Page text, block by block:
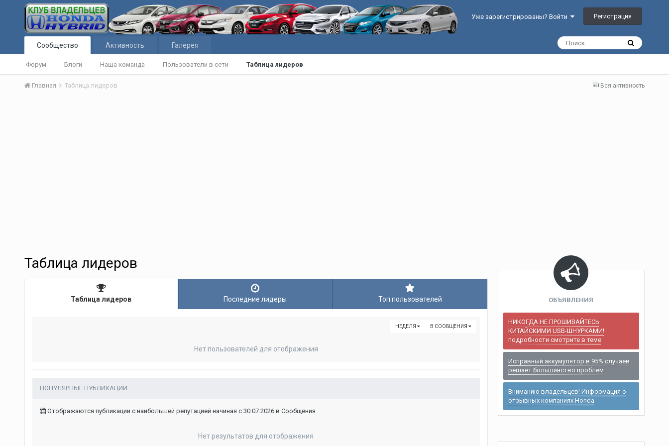
Уже зарегистрированы? Войти Регистрация
Сообщество
Форум Блоги Наша команда Пользователи в сети Таблица лидеров
Активность Галерея
Вся активность
Главная Таблица лидеров
Таблица лидеров
Таблица лидеров Последние лидеры Топ пользователей
В СООБЩЕНИЯ
НЕДЕЛЯ
Нет пользователей для отображения
ПОПУЛЯРНЫЕ ПУБЛИКАЦИИ
Отображаются публикации с наибольшей репутацией начиная с 30.07.2026 в Сообщения
Нет результатов для отображения
ОБЪЯВЛЕНИЯ
НИКОГДА НЕ ПРОШИВАЙТЕСЬ
КИТАЙСКИМИ USB-ШНУРКАМИ!
подробности смотрите в теме
Исправный аккумулятор в 95% случаев
решает большинство проблем
Вниманию владельцев! Информация о
отзывных компаниях Honda